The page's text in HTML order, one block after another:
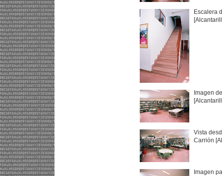
Escalera
Imagen
Vista
Carrión
Imagen